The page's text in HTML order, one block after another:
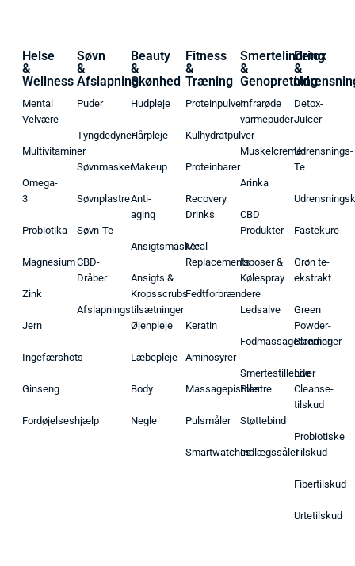
Helse
&
Wellness
Mental
Velvære
Multivitaminer
Omega-
3
Probiotika
Magnesium
Zink
Jern
Ingefærshots
Ginseng
Fordøjelseshjælp
Søvn
&
Afslapning
Puder
Tyngdedyner
Søvnmasker
Søvnplastre
Søvn-Te
CBD-
Dråber
Afslapningstilsætninger
Beauty
&
Skønhed
Hudpleje
Hårpleje
Makeup
Anti-
aging
Ansigtsmasker
Ansigts &
Kropsscrubs
Øjenpleje
Læbepleje
Body
Negle
Fitness
&
Træning
Proteinpulver
Kulhydratpulver
Proteinbarer
Recovery
Drinks
Meal
Replacements
Fedtforbrændere
Keratin
Aminosyrer
Massagepistoler
Pulsmåler
Smartwatches
Smertelindring
&
Genopretning
Infrarøde
varmepuder
Muskelcremer
Arinka
CBD
Produkter
Isposer &
Kølespray
Ledsalve
Fodmassagecremer
Smertestillende
Plastre
Støttebind
Indlægssåler
Detox
&
Detox-
Juicer
Udrensnings-
Te
Fastekure
Grøn te-
ekstrakt
Green
Powder-
Blandinger
Liver
Cleanse-
tilskud
Probiotiske
Tilskud
Fibertilskud
Urtetilskud